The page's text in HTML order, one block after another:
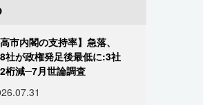
高市内閣の支持率】急落、
社が政権発足後最低に:3社
桁減─7月世論調査